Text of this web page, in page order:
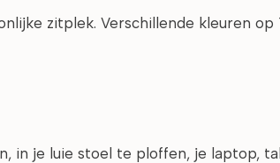
zitplek. Verschillende kleuren op
in je luie stoel te ploffen, je laptop,